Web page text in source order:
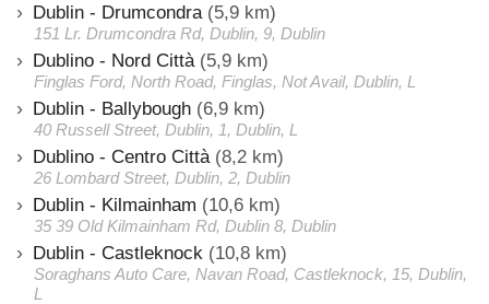
Dublin - Drumcondra (5,9 km)
151 Lr. Drumcondra Rd, Dublin, 9, Dublin
Dublino - Nord Città (5,9 km)
Finglas Ford, North Road, Finglas, Not Avail, Dublin, L
Dublin - Ballybough (6,9 km)
40 Russell Street, Dublin, 1, Dublin, L
Dublino - Centro Città (8,2 km)
26 Lombard Street, Dublin, 2, Dublin
Dublin - Kilmainham (10,6 km)
35 39 Old Kilmainham Rd, Dublin 8, Dublin
Dublin - Castleknock (10,8 km)
Soraghans Auto Care, Navan Road, Castleknock, 15, Dublin,
L